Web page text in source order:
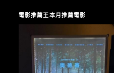
電影推薦王本月推薦電影